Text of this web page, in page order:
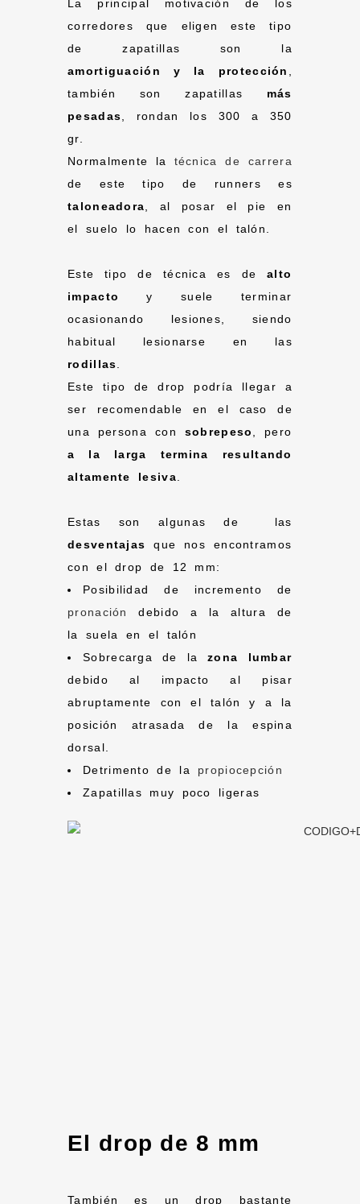
La principal motivación de los
corredores que eligen este tipo
de zapatillas son la
amortiguación y la protección
también son zapatillas más
pesadas , rondan los 300 a 350
gr.
Normalmente la técnica de carrera
de este tipo de runners es
taloneadora , al posar el pie en
el suelo lo hacen con el talón.
Este tipo de técnica es dealto
impacto
y suele terminar
ocasionando lesiones, siendo
habitual lesionarse en las
rodillas
Este tipo de drop podría llegar a
ser recomendable en el caso de
una persona con sobrepeso
, pero
a la larga termina resultando
altamente lesiva
Estas son algunas de las
desventajas
que nos encontramos
con el drop de 12 mm:
Posibilidad de incremento de
pronación
debido a la altura de
la suela en el talón
Sobrecarga de lazona lumbar
debido al impacto al pisar
abruptamente con el talón y a la
posición atrasada de la espina
dorsal.
Detrimento de la propiocepción
Zapatillas muy poco ligeras
El drop de 8 mm
También es un drop bastante